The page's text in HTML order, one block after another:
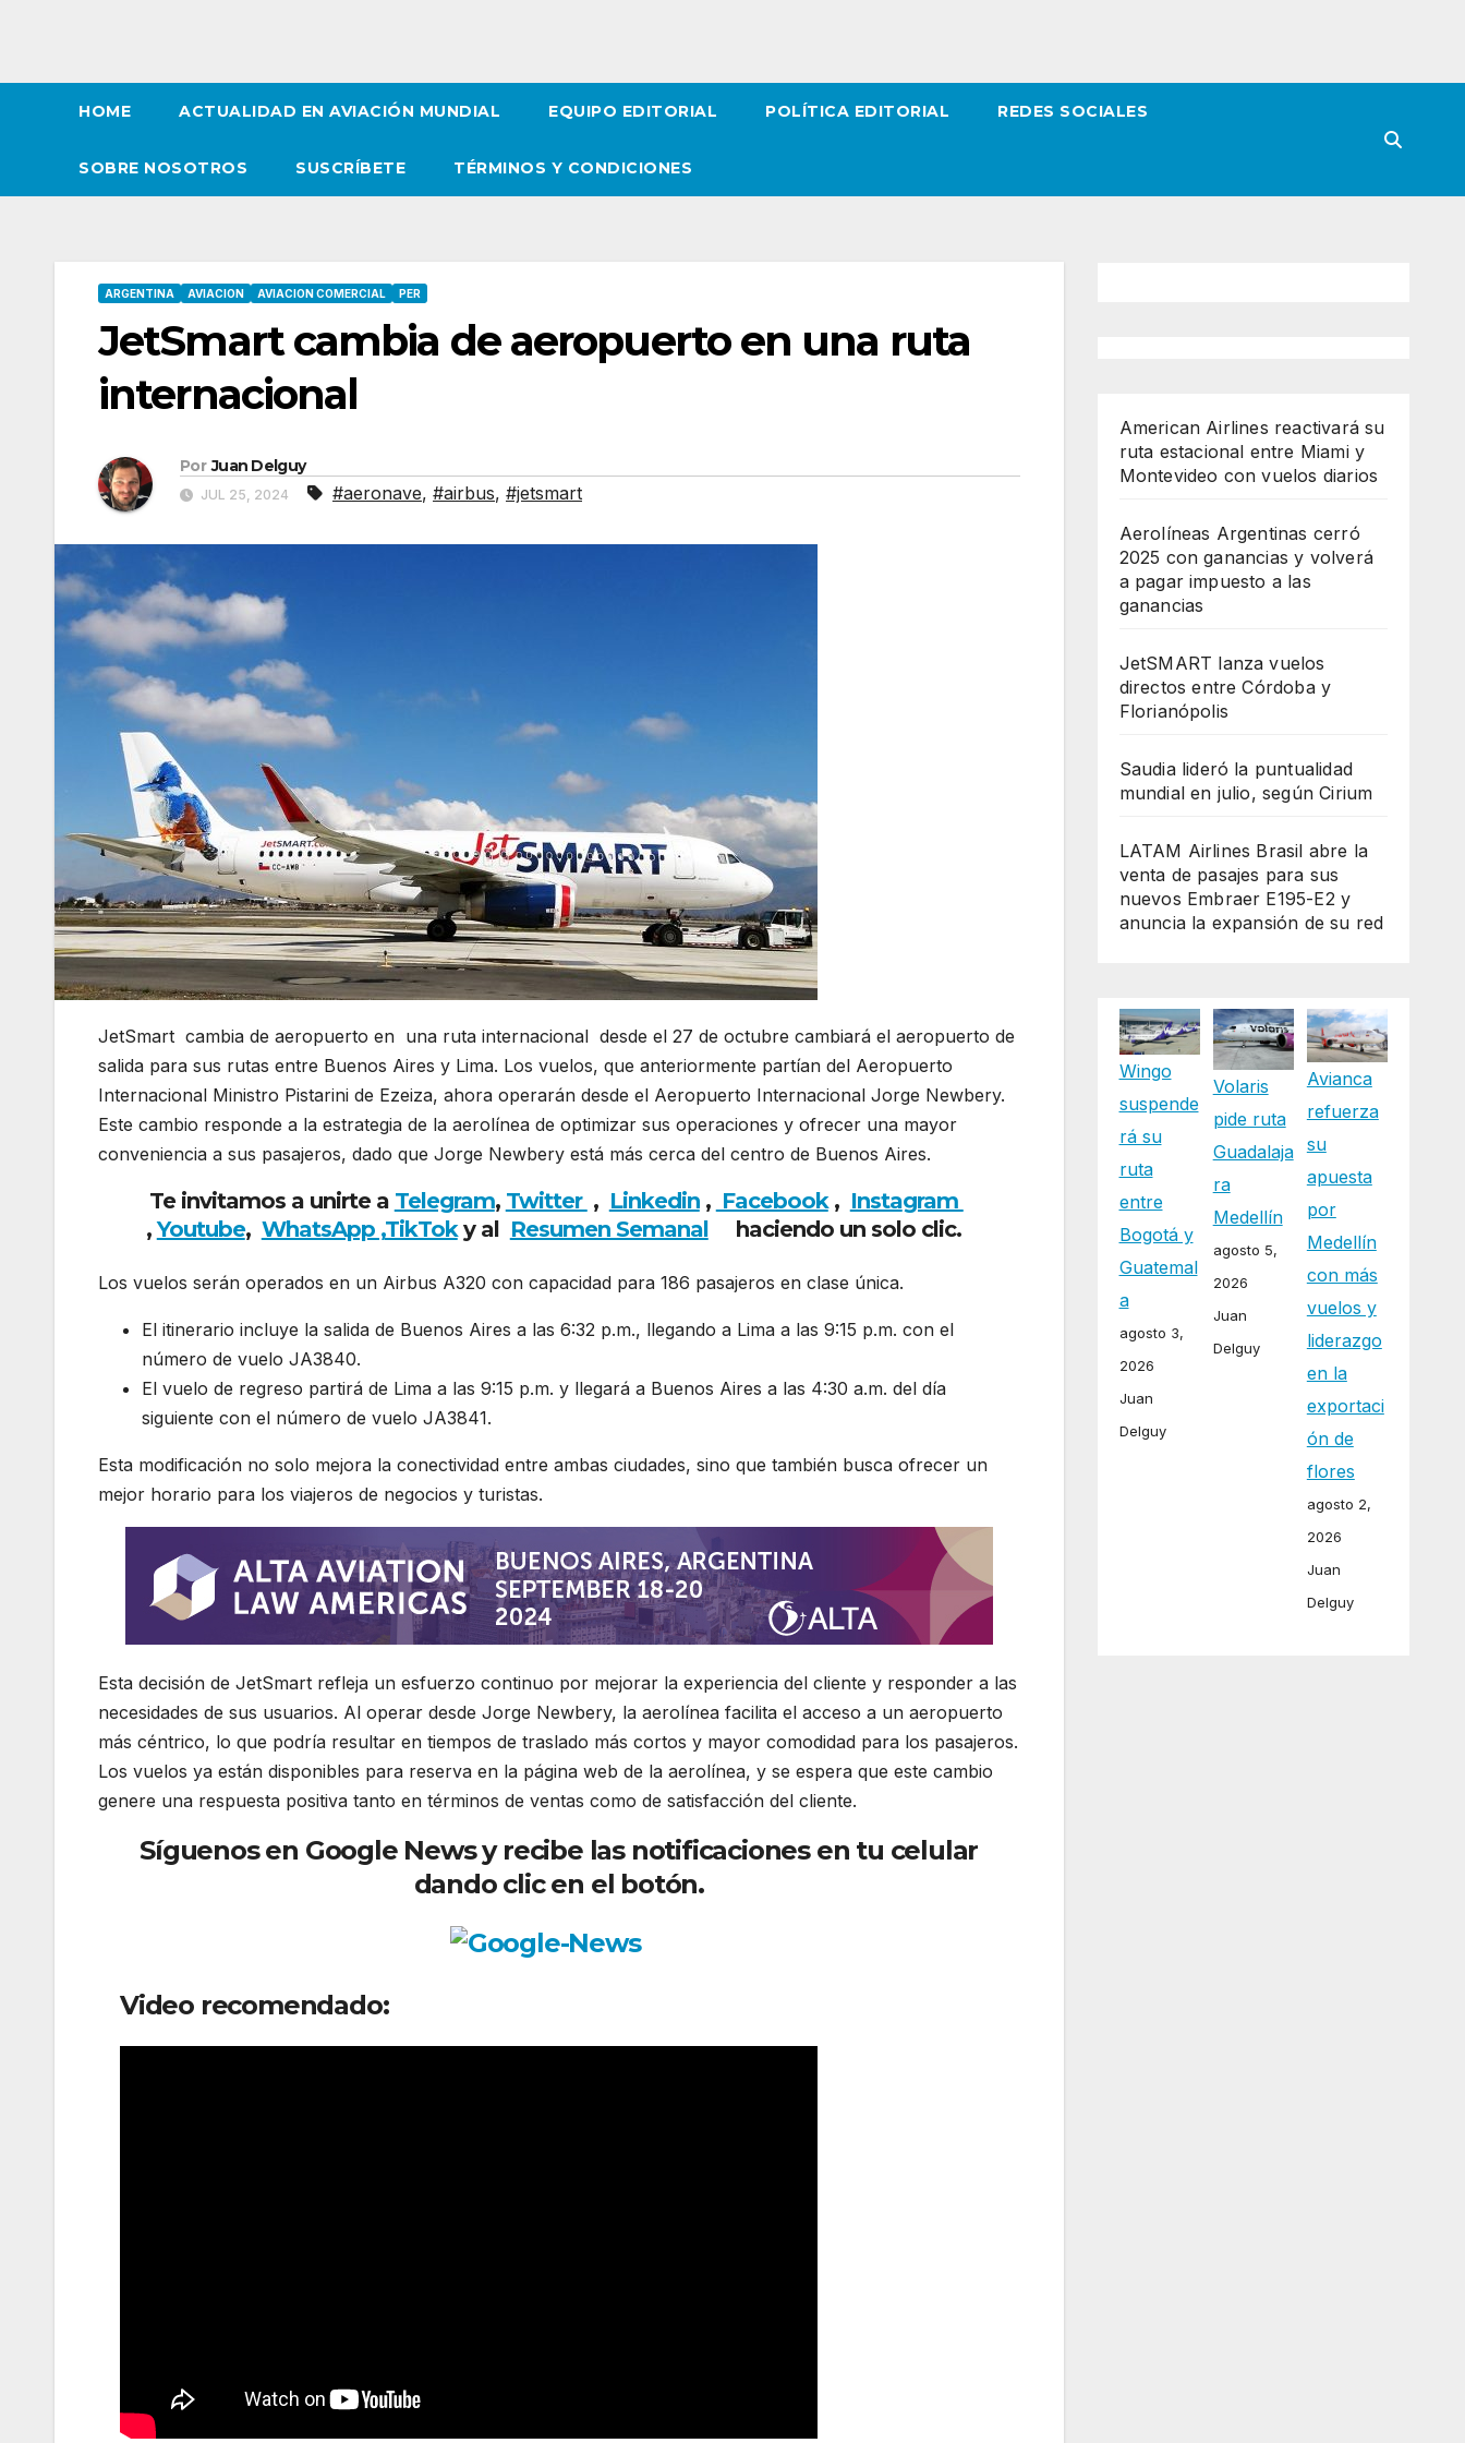
HOME ACTUALIDAD EN AVIACIÓN MUNDIAL EQUIPO EDITORIAL POLÍTICA EDITORIAL REDES SOCIALES
SOBRE NOSOTROS SUSCRÍBETE TÉRMINOS Y CONDICIONES
ARGENTINA AVIACION AVIACION COMERCIAL PER
JetSmart cambia de aeropuerto en una ruta
internacional
Por Juan Delguy
JUL 25, 2024 #aeronave, #airbus, #jetsmart
JetSmart cambia de aeropuerto en una ruta internacional desde el 27 de octubre cambiará el aeropuerto de
salida para sus rutas entre Buenos Aires y Lima. Los vuelos, que anteriormente partían del Aeropuerto
Internacional Ministro Pistarini de Ezeiza, ahora operarán desde el Aeropuerto Internacional Jorge Newbery.
Este cambio responde a la estrategia de la aerolínea de optimizar sus operaciones y ofrecer una mayor
conveniencia a sus pasajeros, dado que Jorge Newbery está más cerca del centro de Buenos Aires.
Te invitamos a unirte a Telegram, Twitter , Linkedin, Facebook, Instagram
,Youtube, WhatsApp ,TikToky al Resumen Semanalhaciendo un solo clic.
Los vuelos serán operados en un Airbus A320 con capacidad para 186 pasajeros en clase única.
El itinerario incluye la salida de Buenos Aires a las 6:32 p.m., llegando a Lima a las 9:15 p.m. con el
número de vuelo JA3840.
El vuelo de regreso partirá de Lima a las 9:15 p.m. y llegará a Buenos Aires a las 4:30 a.m. del día
siguiente con el número de vuelo JA3841.
Esta modificación no solo mejora la conectividad entre ambas ciudades, sino que también busca ofrecer un
mejor horario para los viajeros de negocios y turistas.
Esta decisión de JetSmart refleja un esfuerzo continuo por mejorar la experiencia del cliente y responder a las
necesidades de sus usuarios. Al operar desde Jorge Newbery, la aerolínea facilita el acceso a un aeropuerto
más céntrico, lo que podría resultar en tiempos de traslado más cortos y mayor comodidad para los pasajeros.
Los vuelos ya están disponibles para reserva en la página web de la aerolínea, y se espera que este cambio
genere una respuesta positiva tanto en términos de ventas como de satisfacción del cliente.
Síguenos en Google News y recibe las notificaciones en tu celular
dando clic en el botón.
Video recomendado:
American Airlines reactivará su
ruta estacional entre Miami y
Montevideo con vuelos diarios
Aerolíneas Argentinas cerró
2025 con ganancias y volverá
a pagar impuesto a las
ganancias
JetSMART lanza vuelos
directos entre Córdoba y
Florianópolis
Saudia lideró la puntualidad
mundial en julio, según Cirium
LATAM Airlines Brasil abre la
venta de pasajes para sus
nuevos Embraer E195-E2 y
anuncia la expansión de su red
Wingo
suspende
rá su
ruta
entre
Bogotá y
Guatemal
a
agosto 3,
2026
Juan
Delguy
Volaris
pide ruta
Guadalaja
ra
Medellín
agosto 5,
2026
Juan
Delguy
Avianca
refuerza
su
apuesta
por
Medellín
con más
vuelos y
liderazgo
en la
exportaci
ón de
flores
agosto 2,
2026
Juan
Delguy